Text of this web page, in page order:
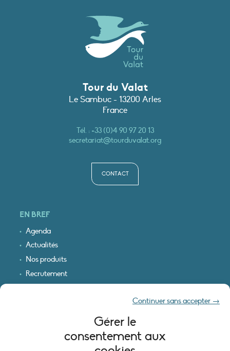
Gérer le
consentement aux
Continuer sans accepter →
Tour du Valat
Le Sambuc - 13200 Arles
France
Tél. :+33 (0)4 90 97 20 13
secretariat@tourduvalat.org
CONTACT
EN BREF
Agenda
Actualités
Nos produits
Recrutement
INFORMATIONS LÉGALES
Mentions légales